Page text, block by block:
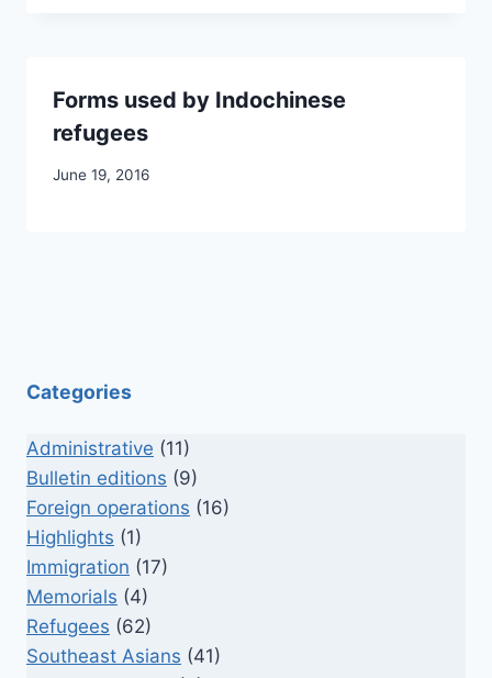
Forms used by Indochinese
refugees
June 19, 2016
Categories
Administrative (11)
Bulletin editions (9)
Foreign operations (16)
Highlights (1)
Immigration (17)
Memorials (4)
Refugees (62)
Southeast Asians (41)